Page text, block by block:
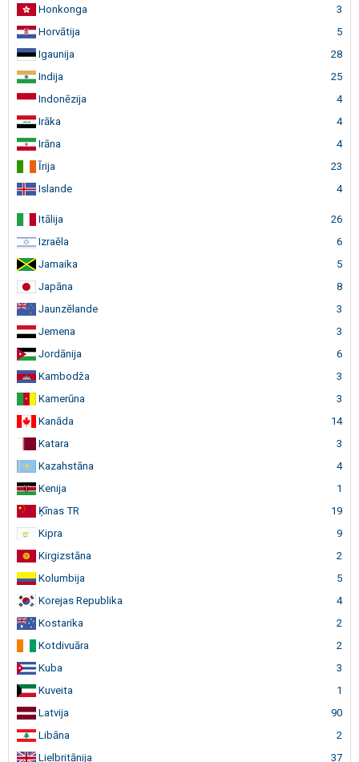
Honkonga
3
Horvātija
5
Igaunija
28
Indija
25
Indonēzija
4
Irāka
4
Irāna
4
Īrija
23
Islande
4
Itālija
26
Izraēla
6
Jamaika
5
Japāna
8
Jaunzēlande
3
Jemena
3
Jordānija
6
Kambodža
3
Kamerūna
3
Kanāda
14
Katara
3
Kazahstāna
4
Kenija
1
Ķīnas TR
19
Kipra
9
Kirgizstāna
2
Kolumbija
5
Korejas Republika
4
Kostarika
2
Kotdivuāra
2
Kuba
3
Kuveita
1
Latvija
90
Libāna
2
Lielbritānija
37